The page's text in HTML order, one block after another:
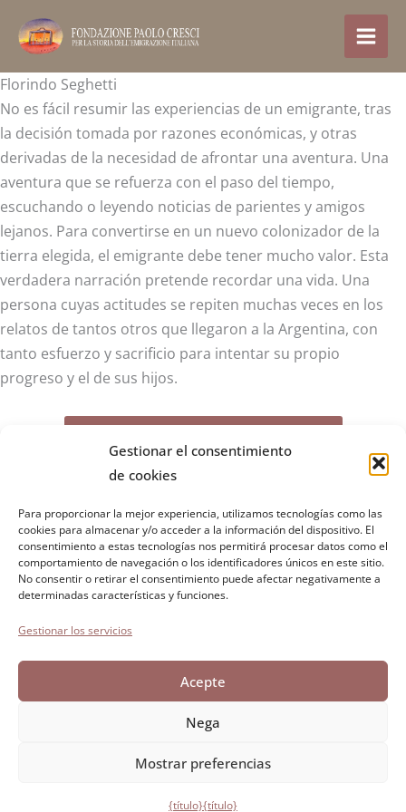
Gestionar el consentimiento
de cookies
Para proporcionar la mejor experiencia, utilizamos tecnologías como las
cookies para almacenar y/o acceder a la información del dispositivo. El
consentimiento a estas tecnologías nos permitirá procesar datos como el
comportamiento de navegación o los identificadores únicos en este sitio.
No consentir o retirar el consentimiento puede afectar negativamente a
determinadas características y funciones.
Gestionar los servicios
Acepte
Nega
Mostrar preferencias
{título}{título}
contenido
Florindo Seghetti
No es fácil resumir las experiencias de un emigrante, tras
la decisión tomada por razones económicas, y otras
derivadas de la necesidad de afrontar una aventura. Una
aventura que se refuerza con el paso del tiempo,
escuchando o leyendo noticias de parientes y amigos
lejanos. Para convertirse en un nuevo colonizador de la
tierra elegida, el emigrante debe tener mucho valor. Esta
verdadera narración pretende recordar una vida. Una
persona cuyas actitudes se repiten muchas veces en los
relatos de tantos otros que llegaron a la Argentina, con
tanto esfuerzo y sacrificio para intentar su propio
progreso y el de sus hijos.
Fundación Paolo Crescipara la historia de la emigración
italiana
Cortile Carrara, 1 - 55100 Lucca
Accesibilidad
Política de cookies
Declaración de confidencialidad
Desarrollado por Directo